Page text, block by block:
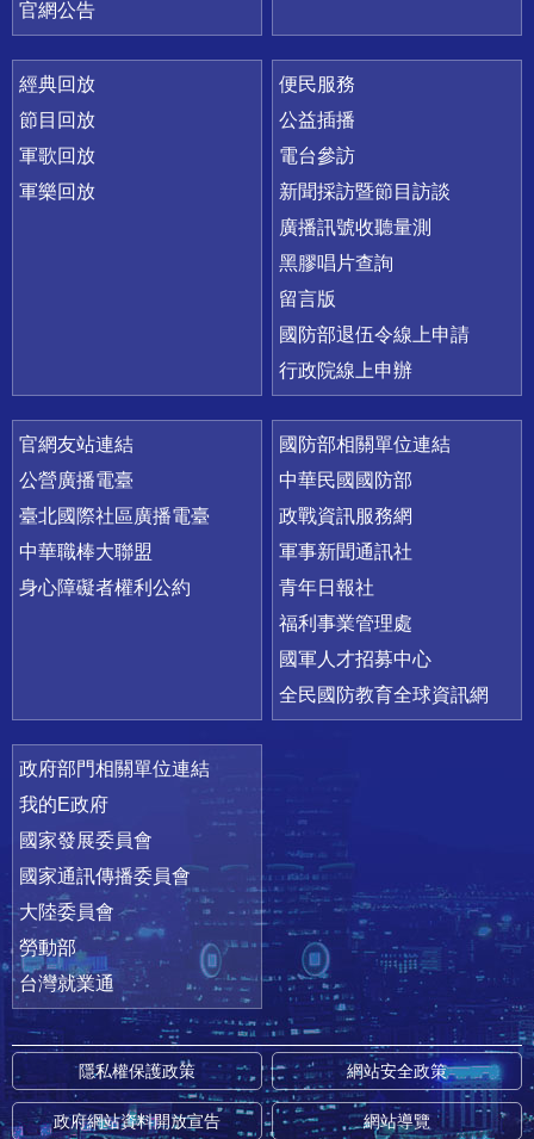
官網公告
經典回放
節目回放
軍歌回放
軍樂回放
便民服務
公益插播
電台參訪
新聞採訪暨節目訪談
廣播訊號收聽量測
黑膠唱片查詢
留言版
國防部退伍令線上申請
行政院線上申辦
官網友站連結
公營廣播電臺
臺北國際社區廣播電臺
中華職棒大聯盟
身心障礙者權利公約
國防部相關單位連結
中華民國國防部
政戰資訊服務網
軍事新聞通訊社
青年日報社
福利事業管理處
國軍人才招募中心
全民國防教育全球資訊網
政府部門相關單位連結
我的E政府
國家發展委員會
國家通訊傳播委員會
大陸委員會
勞動部
台灣就業通
隱私權保護政策 網站安全政策
政府網站資料開放宣告 網站導覽